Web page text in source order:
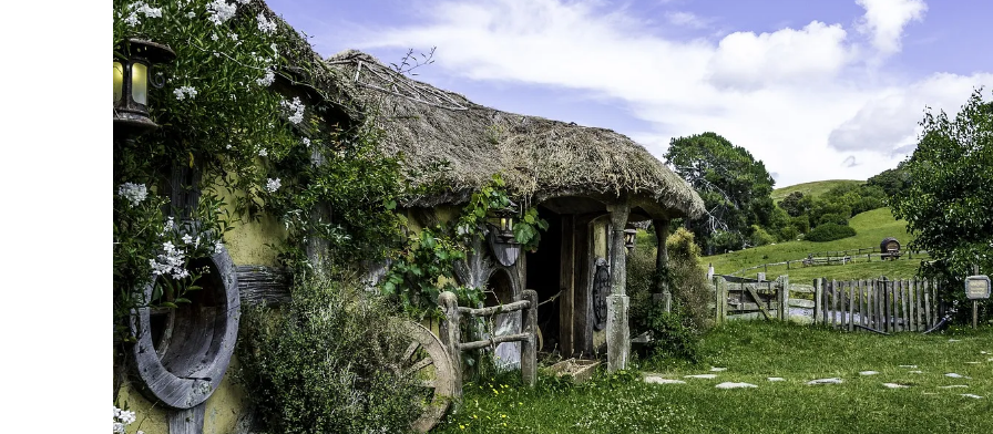
AMÉRIQUE DU SUD
TOUR DU MONDE 2020-2021